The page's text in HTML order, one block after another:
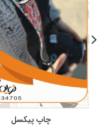
چاپ پیکسل